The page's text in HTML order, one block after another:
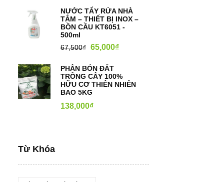
NƯỚC TẨY RỬA NHÀ
TẮM – THIẾT BỊ INOX –
BỒN CẦU KT6051 -
500ml
67,500₫ 65,000₫
PHÂN BÓN ĐẤT
TRỒNG CÂY 100%
HỮU CƠ THIÊN NHIÊN
BAO 5KG
138,000₫
Từ Khóa